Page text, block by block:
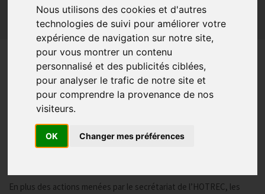
Nous utilisons des cookies et d'autres
technologies de suivi pour améliorer votre
expérience de navigation sur notre site,
pour vous montrer un contenu
personnalisé et des publicités ciblées,
pour analyser le trafic de notre site et
pour comprendre la provenance de nos
visiteurs.
OK Changer mes préférences
Economie collaborative
Innovation et digitalisation
Mon Parc Num
Informatique Europe
Les groupes de travail de
l’HOTREC : Plan de travail du
GNI à l’HOTREC pour 2016
HOTREC
En plus des actions menées par le secrétariat de l’HOTREC, les